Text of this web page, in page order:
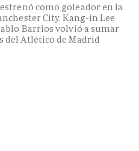
como goleador en la
City. Kang-in Lee
Barrios volvió a sumar
Atlético de Madrid